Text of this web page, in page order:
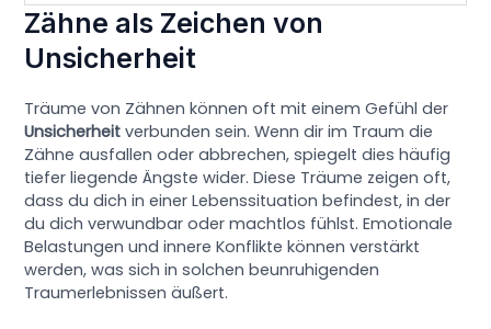
Zähne als Zeichen von
Unsicherheit
Träume von Zähnen können oft mit einem Gefühl der
Unsicherheit verbunden sein. Wenn dir im Traum die
Zähne ausfallen oder abbrechen, spiegelt dies häufig
tiefer liegende Ängste wider. Diese Träume zeigen oft,
dass du dich in einer Lebenssituation befindest, in der
du dich verwundbar oder machtlos fühlst. Emotionale
Belastungen und innere Konflikte können verstärkt
werden, was sich in solchen beunruhigenden
Traumerlebnissen äußert.